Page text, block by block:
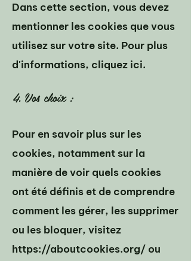
Dans cette section, vous devez
mentionner les cookies que vous
utilisez sur votre site. Pour plus
d'informations, cliquez ici.
4. Vos choix :
Pour en savoir plus sur les
cookies, notamment sur la
manière de voir quels cookies
ont été définis et de comprendre
comment les gérer, les supprimer
ou les bloquer, visitez
https://aboutcookies.org/ ou